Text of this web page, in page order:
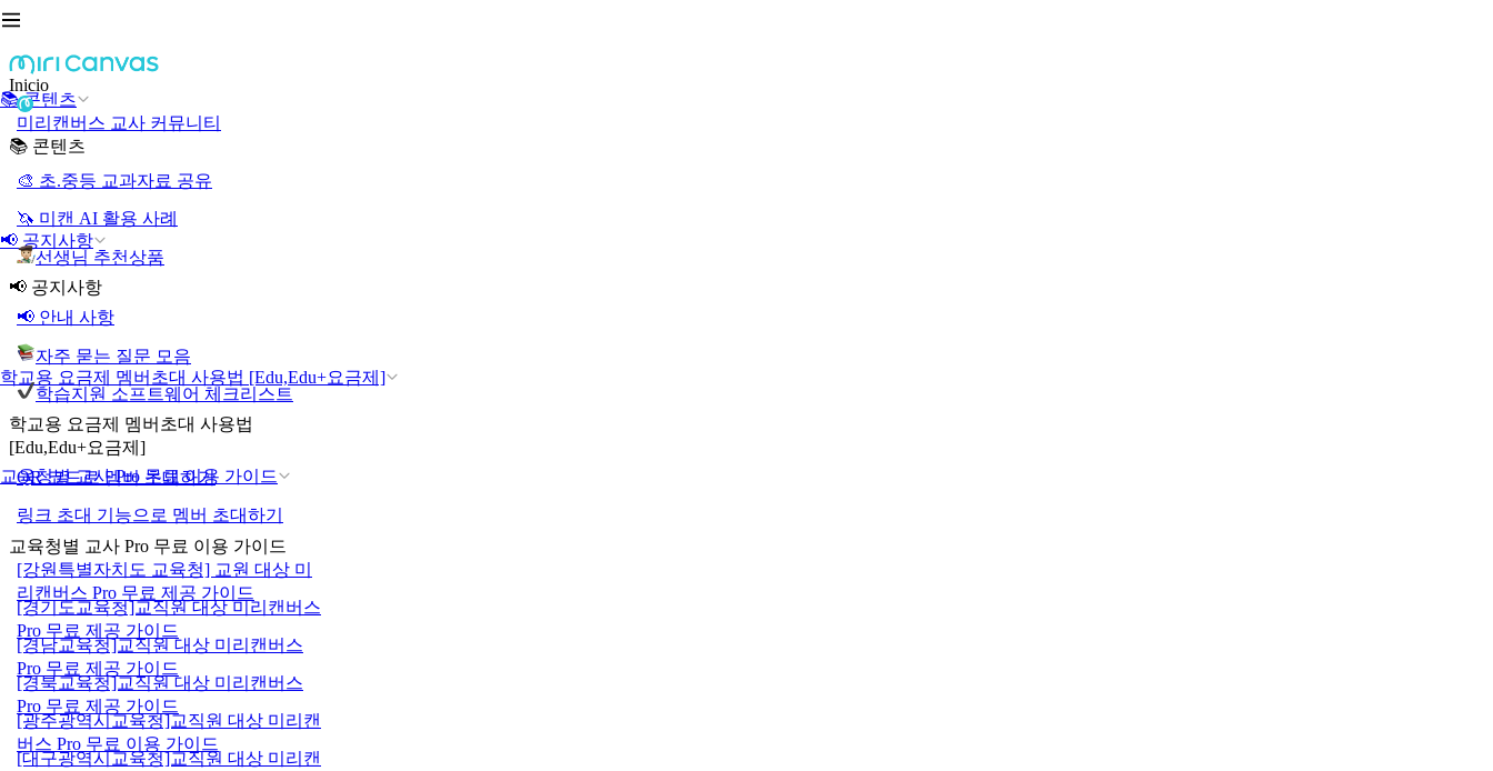
📚 콘텐츠
📢 공지사항
학교용 요금제 멤버초대 사용법 [Edu,Edu+요금제]
교육청별 교사 Pro 무료 이용 가이드
Inicio
미리캔버스 교사 커뮤니티
📚 콘텐츠
🎨 초.중등 교과자료 공유
🦄 미캔 AI 활용 사례
선생님 추천상품
📢 공지사항
📢 안내 사항
자주 묻는 질문 모음
학습지원 소프트웨어 체크리스트
학교용 요금제 멤버초대 사용법
[Edu,Edu+요금제]
QR 코드로 멤버 초대하기
링크 초대 기능으로 멤버 초대하기
교육청별 교사 Pro 무료 이용 가이드
[강원특별자치도 교육청] 교원 대상 미
리캔버스 Pro 무료 제공 가이드
[경기도교육청]교직원 대상 미리캔버스
Pro 무료 제공 가이드
[경남교육청]교직원 대상 미리캔버스
Pro 무료 제공 가이드
[경북교육청]교직원 대상 미리캔버스
Pro 무료 제공 가이드
[광주광역시교육청]교직원 대상 미리캔
버스 Pro 무료 이용 가이드
[대구광역시교육청]교직원 대상 미리캔